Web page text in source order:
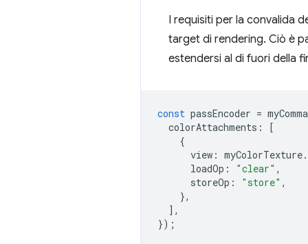
I requisiti per la convalida
target di rendering. Ciò è
estendersi al di fuori della
const passEncoder =
colorAttachments :
[
{
view : myColorTexture.
loadOp : "clear" ,
storeOp : "store" ,
},
],
});